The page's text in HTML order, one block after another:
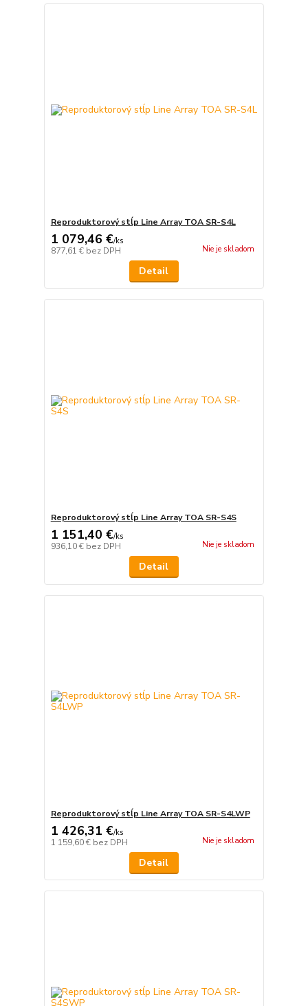
Reproduktorový stĺp Line Array TOA SR-S4L
1 079,46 €/ks
877,61 € bez DPH Nie je skladom
Detail
Reproduktorový stĺp Line Array TOA SR-S4S
1 151,40 €/ks
936,10 € bez DPH Nie je skladom
Detail
Reproduktorový stĺp Line Array TOA SR-S4LWP
1 426,31 €/ks
1 159,60 € bez DPH Nie je skladom
Detail